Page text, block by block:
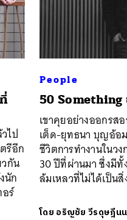
ไป
รีอีก
กัน
นัก
ร์
People
50
เขาคุยอย่างออกรส
เต็ด-ยุทธนา บุญอ้อ
ชีวิตการทำงานในว
30 ปีที่ผ่านมา ซึ่งมีทั้
ล้มเหลวที่ไม่ได้เป็น
โดย อริญชัย วีรดุษฎีน
SHARE